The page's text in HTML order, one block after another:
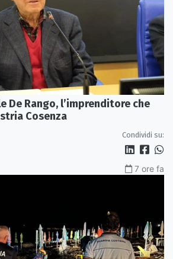
De Rango, l’imprenditore che
Cosenza
Condividi su:
7 ore fa